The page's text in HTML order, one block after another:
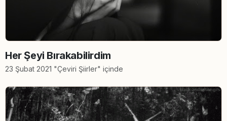
Her Şeyi Bırakabilirdim
23 Şubat 2021 "Çeviri Şiirler" içinde